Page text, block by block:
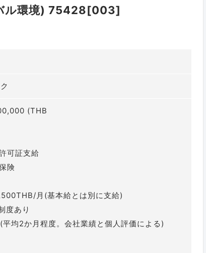
ル環境) 75428[003]
(THB
可証支給
険
月(基本給とは別に支給)
度あり
均2か月程度。会社業績と個人評価による)